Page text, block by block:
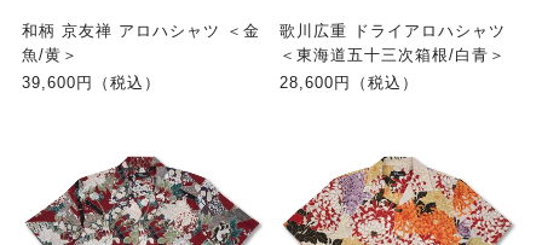
和柄 京友禅 アロハシャツ ＜金
魚/黄＞
39,600円（税込）
歌川広重 ドライアロハシャツ
＜東海道五十三次箱根/白青＞
28,600円（税込）